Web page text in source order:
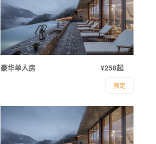
豪华单人房 ¥258起
预定